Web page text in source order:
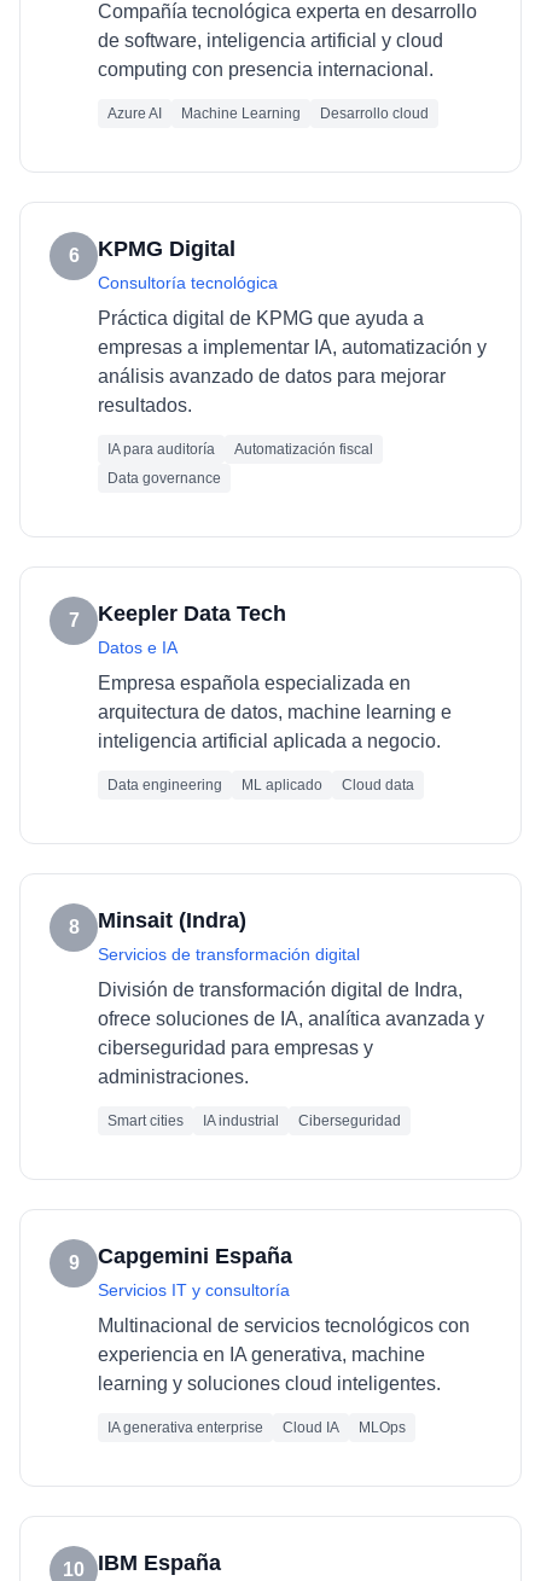
Compañía tecnológica experta en desarrollo
de software, inteligencia artificial y cloud
computing con presencia internacional.
Azure AI Machine Learning Desarrollo cloud
6 KPMG Digital
Consultoría tecnológica
Práctica digital de KPMG que ayuda a
empresas a implementar IA, automatización y
análisis avanzado de datos para mejorar
resultados.
IA para auditoría
Automatización fiscal
Data governance
7 Keepler Data Tech
Datos e IA
Empresa española especializada en
arquitectura de datos, machine learning e
inteligencia artificial aplicada a negocio.
Data engineering ML aplicado Cloud data
8 Minsait (Indra)
Servicios de transformación digital
División de transformación digital de Indra,
ofrece soluciones de IA, analítica avanzada y
ciberseguridad para empresas y
administraciones.
Smart cities IA industrial Ciberseguridad
9 Capgemini España
Servicios IT y consultoría
Multinacional de servicios tecnológicos con
experiencia en IA generativa, machine
learning y soluciones cloud inteligentes.
IA generativa enterprise Cloud IA MLOps
10 IBM España